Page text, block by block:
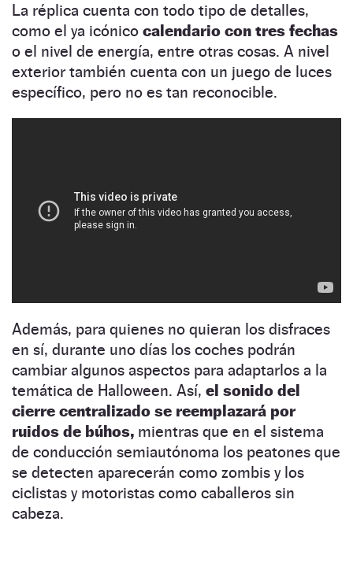
La réplica cuenta con todo tipo de detalles,
como el ya icónico calendario con tres fechas
o el nivel de energía, entre otras cosas. A nivel
exterior también cuenta con un juego de luces
específico, pero no es tan reconocible.
Además, para quienes no quieran los disfraces
en sí, durante uno días los coches podrán
cambiar algunos aspectos para adaptarlos a la
temática de Halloween. Así, el sonido del
cierre centralizado se reemplazará por
ruidos de búhos, mientras que en el sistema
de conducción semiautónoma los peatones que
se detecten aparecerán como zombis y los
ciclistas y motoristas como caballeros sin
cabeza.